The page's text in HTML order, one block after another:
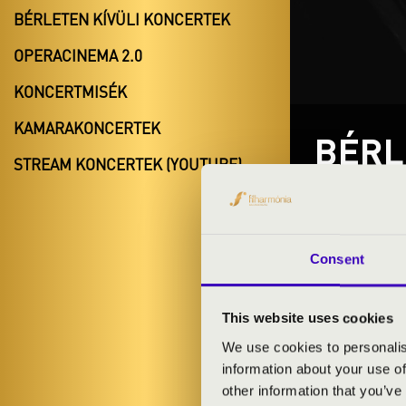
Consent
This website uses cookies
We use cookies to
information about your use
other information that
BÉRLETEN KÍVÜLI KONCERTEK
OPERACINEMA 2.0
KONCERTMISÉK
KAMARAKONCERTEK
STREAM KONCERTEK (YOUTUBE)